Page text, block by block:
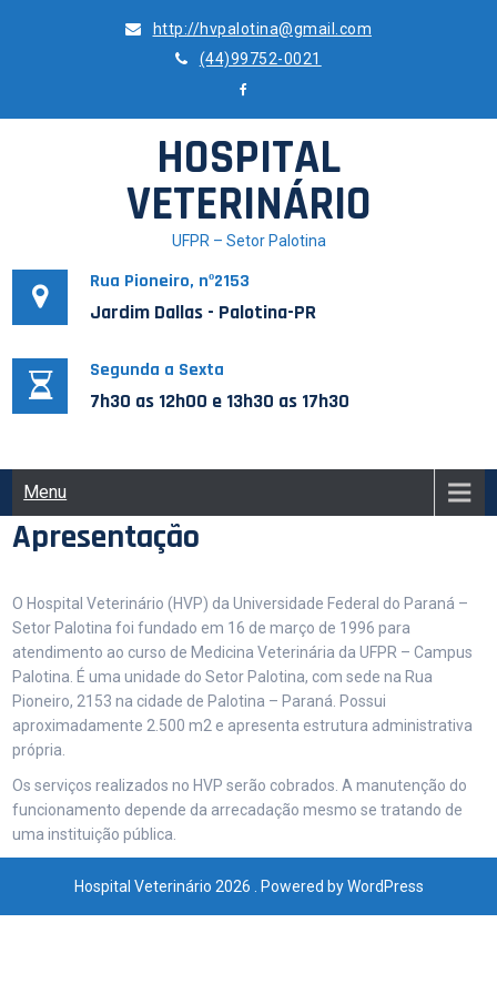
http://hvpalotina@gmail.com
(44)99752-0021
HOSPITAL
VETERINÁRIO
UFPR – Setor Palotina
Rua Pioneiro, nº2153
Jardim Dallas - Palotina-PR
Segunda a Sexta
7h30 as 12h00 e 13h30 as 17h30
Menu
Apresentação
O Hospital Veterinário (HVP) da Universidade Federal do Paraná –
Setor Palotina foi fundado em 16 de março de 1996 para
atendimento ao curso de Medicina Veterinária da UFPR – Campus
Palotina. É uma unidade do Setor Palotina, com sede na Rua
Pioneiro, 2153 na cidade de Palotina – Paraná. Possui
aproximadamente 2.500 m2 e apresenta estrutura administrativa
própria.
Os serviços realizados no HVP serão cobrados. A manutenção do
funcionamento depende da arrecadação mesmo se tratando de
uma instituição pública.
Hospital Veterinário 2026 . Powered by WordPress